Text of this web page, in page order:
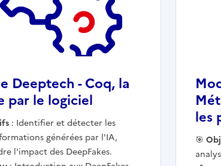
Deeptech - Coq, la
par le logiciel
nouvelle fenêtre
: Identifier et détecter les
générées par l'IA,
l'impact des DeepFakes.
les
🎯